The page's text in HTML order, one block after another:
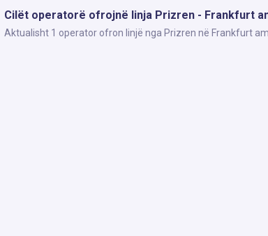
Cilët operatorë ofrojnë linja Prizren - Frankfurt
Aktualisht 1 operator ofron linjë nga Prizren në Frankfurt